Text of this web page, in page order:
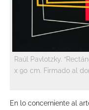
Raúl Pavlotzky.
x 90 cm. Firmado al
En lo concerniente al